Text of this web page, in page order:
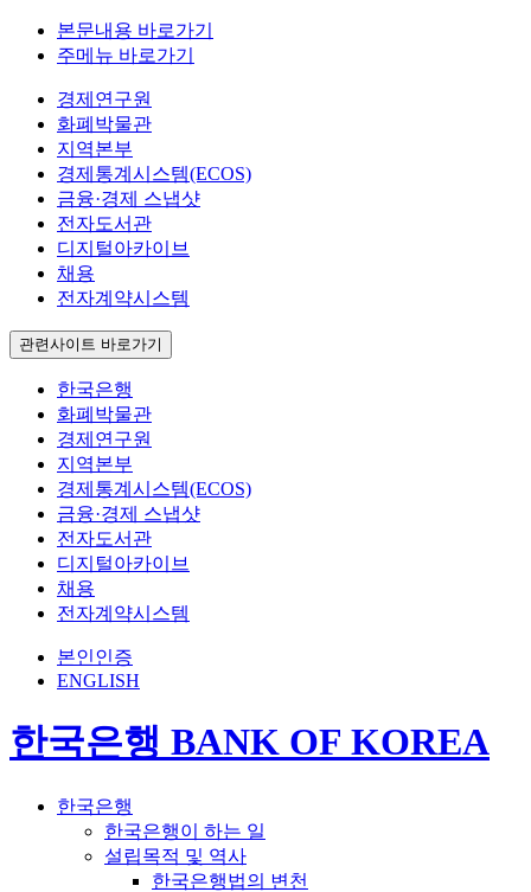
본문내용 바로가기
주메뉴 바로가기
경제연구원
화폐박물관
지역본부
경제통계시스템(ECOS)
금융·경제 스냅샷
전자도서관
디지털아카이브
채용
전자계약시스템
관련사이트 바로가기
한국은행
화폐박물관
경제연구원
지역본부
경제통계시스템(ECOS)
금융·경제 스냅샷
전자도서관
디지털아카이브
채용
전자계약시스템
본인인증
ENGLISH
한국은행 BANK OF KOREA
한국은행
한국은행이 하는 일
설립목적 및 역사
한국은행법의 변천